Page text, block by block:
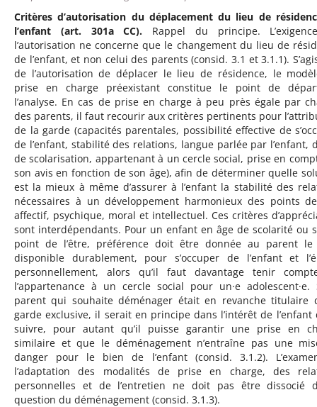
Critères d’autorisation du déplacement du lieu de
l’enfant (art. 301a CC). Rappel du principe.
l’autorisation ne concerne que le changement du lieu de
de l’enfant, et non celui des parents (consid. 3.1 et 3.1.1).
de l’autorisation de déplacer le lieu de résidence, le
prise en charge préexistant constitue le point de
l’analyse. En cas de prise en charge à peu près égale par
des parents, il faut recourir aux critères pertinents pour
de la garde (capacités parentales, possibilité effective de
de l’enfant, stabilité des relations, langue parlée par l’enfant,
de scolarisation, appartenant à un cercle social, prise en
son avis en fonction de son âge), afin de déterminer quelle
est la mieux à même d’assurer à l’enfant la stabilité des
nécessaires à un développement harmonieux des points
affectif, psychique, moral et intellectuel. Ces critères
sont interdépendants. Pour un enfant en âge de scolarité ou
point de l’être, préférence doit être donnée au parent le
disponible durablement, pour s’occuper de l’enfant et
personnellement, alors qu’il faut davantage tenir
l’appartenance à un cercle social pour un·e adolescent·e.
parent qui souhaite déménager était en revanche titulaire
garde exclusive, il serait en principe dans l’intérêt de l’enfant
suivre, pour autant qu’il puisse garantir une prise en
similaire et que le déménagement n’entraîne pas une
danger pour le bien de l’enfant (consid. 3.1.2).
l’adaptation des modalités de prise en charge, des
personnelles et de l’entretien ne doit pas être dissocié
question du déménagement (consid. 3.1.3).